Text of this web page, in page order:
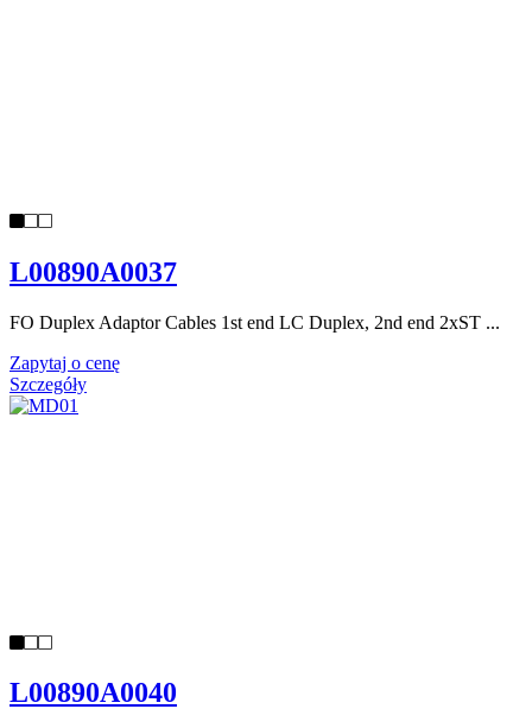
L00890A0037
FO Duplex Adaptor Cables 1st end LC Duplex, 2nd end 2xST ...
Zapytaj o cenę
Szczegóły
L00890A0040